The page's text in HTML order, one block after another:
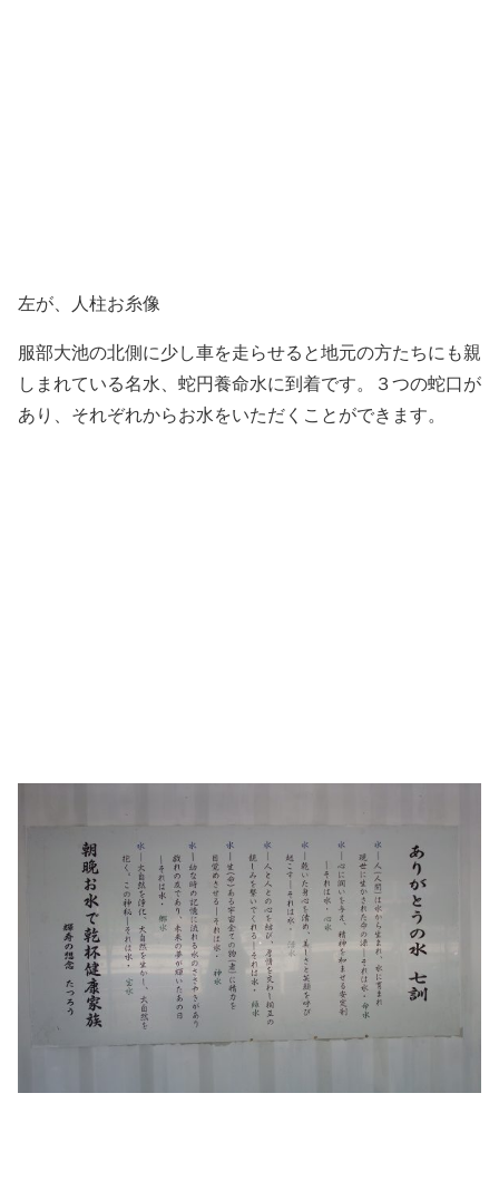
左が、人柱お糸像
服部大池の北側に少し車を走らせると地元の方たちにも親
しまれている名水、蛇円養命水に到着です。３つの蛇口が
あり、それぞれからお水をいただくことができます。